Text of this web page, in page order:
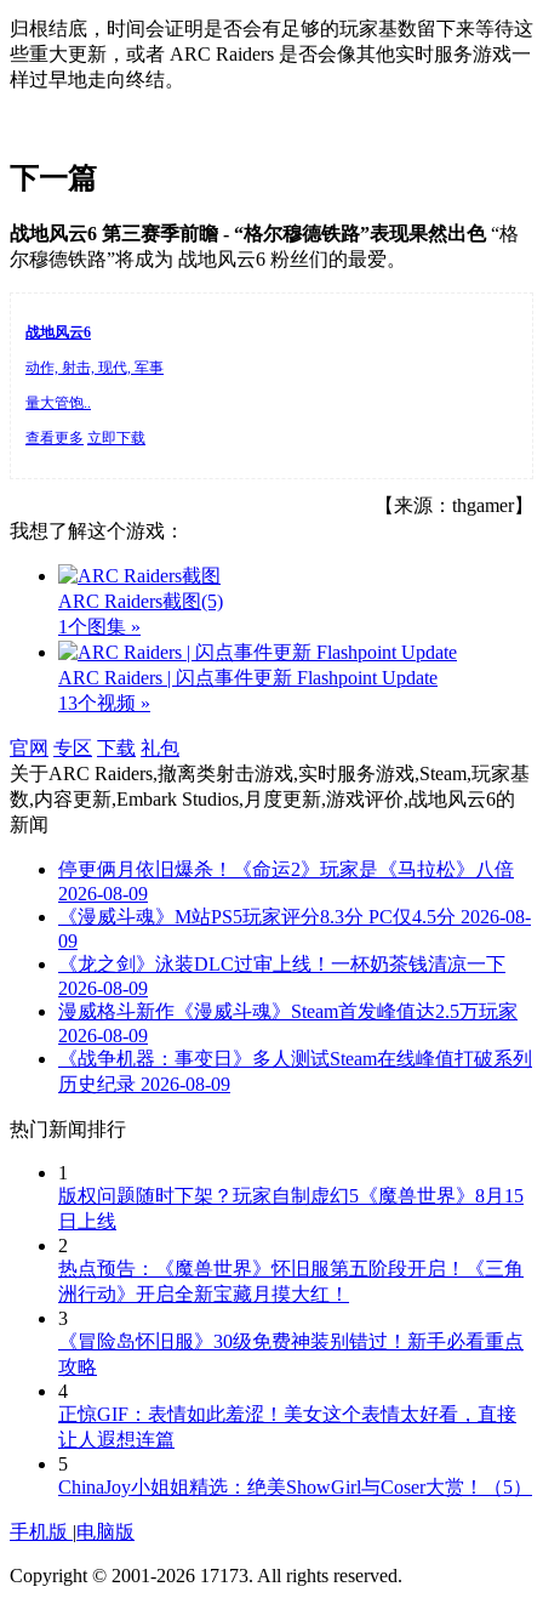
归根结底，时间会证明是否会有足够的玩家基数留下来等待这
些重大更新，或者 ARC Raiders 是否会像其他实时服务游戏一
样过早地走向终结。
下一篇
战地风云6 第三赛季前瞻 - “格尔穆德铁路”表现果然出色“格
尔穆德铁路”将成为 战地风云6 粉丝们的最爱。
战地风云6
动作, 射击, 现代, 军事
量大管饱..
查看更多 立即下载
【来源：thgamer】
我想了解这个游戏：
ARC Raiders截图(5)
1个图集 »
ARC Raiders | 闪点事件更新 Flashpoint Update
13个视频 »
官网 专区 下载 礼包
关于ARC Raiders,撤离类射击游戏,实时服务游戏,Steam,玩家基
数,内容更新,Embark Studios,月度更新,游戏评价,战地风云6的
新闻
停更俩月依旧爆杀！《命运2》玩家是《马拉松》八倍
2026-08-09
《漫威斗魂》M站PS5玩家评分8.3分 PC仅4.5分 2026-08-
09
《龙之剑》泳装DLC过审上线！一杯奶茶钱清凉一下
2026-08-09
漫威格斗新作《漫威斗魂》Steam首发峰值达2.5万玩家
2026-08-09
《战争机器：事变日》多人测试Steam在线峰值打破系列
历史纪录 2026-08-09
热门新闻排行
1
版权问题随时下架？玩家自制虚幻5《魔兽世界》8月15
日上线
2
热点预告：《魔兽世界》怀旧服第五阶段开启！《三角
洲行动》开启全新宝藏月摸大红！
3
《冒险岛怀旧服》30级免费神装别错过！新手必看重点
攻略
4
正惊GIF：表情如此羞涩！美女这个表情太好看，直接
让人遐想连篇
5
ChinaJoy小姐姐精选：绝美ShowGirl与Coser大赏！（5）
手机版 |电脑版
Copyright © 2001-2026 17173. All rights reserved.